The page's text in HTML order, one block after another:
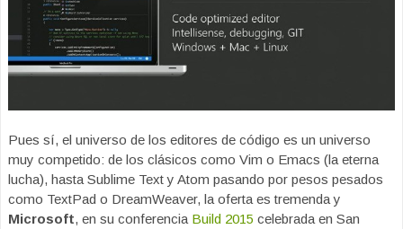
Pues sí, el universo de los editores de código es un universo
muy competido: de los clásicos como Vim o Emacs (la eterna
lucha), hasta Sublime Text y Atom pasando por pesos pesados
como TextPad o DreamWeaver, la oferta es tremenda y
Microsoft, en su conferencia Build 2015 celebrada en San